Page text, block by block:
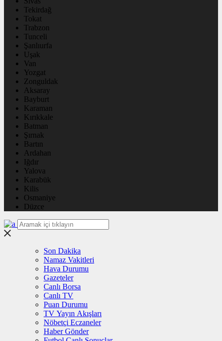
Tekirdağ
Tokat
Trabzon
Tunceli
Şanlıurfa
Uşak
Van
Yozgat
Zonguldak
Aksaray
Bayburt
Karaman
Kırıkkale
Batman
Şırnak
Bartın
Ardahan
Iğdır
Yalova
Karabük
Kilis
Osmaniye
Düzce
Son Dakika
Namaz Vakitleri
Hava Durumu
Gazeteler
Canlı Borsa
Canlı TV
Puan Durumu
TV Yayın Akışları
Nöbetçi Eczaneler
Haber Gönder